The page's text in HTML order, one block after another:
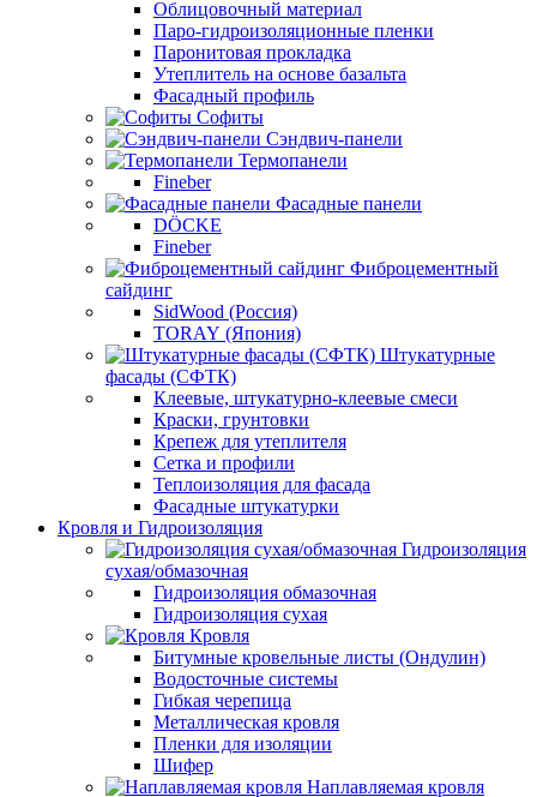
Облицовочный материал
Паро-гидроизоляционные пленки
Паронитовая прокладка
Утеплитель на основе базальта
Фасадный профиль
Софиты
Сэндвич-панели
Термопанели
Fineber
Фасадные панели
DÖCKE
Fineber
Фиброцементный
сайдинг
SidWood (Россия)
TORAY (Япония)
Штукатурные
фасады (СФТК)
Клеевые, штукатурно-клеевые смеси
Краски, грунтовки
Крепеж для утеплителя
Сетка и профили
Теплоизоляция для фасада
Фасадные штукатурки
Кровля и Гидроизоляция
Гидроизоляция
сухая/обмазочная
Гидроизоляция обмазочная
Гидроизоляция сухая
Кровля
Битумные кровельные листы (Ондулин)
Водосточные системы
Гибкая черепица
Металлическая кровля
Пленки для изоляции
Шифер
Наплавляемая кровля